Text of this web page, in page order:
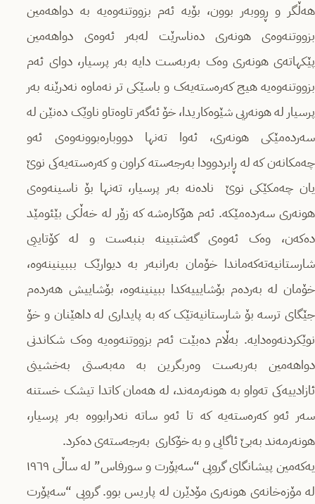
هەڵگر و ڕووبەر بوون، بۆیە ئەم بزووتنەوەیە بە دواهەمین
بزووتنەوەی هونەری دەناسرێت لەبەر ئەوەی دواهەمین
پێکهاتەی هونەری وەک بەربەست دایە بەر پرسیار، دوای ئەم
بزووتنەوەیە هیج کەرەستەیەک و باسێکی تر نەماوە نەدرێنە بەر
پرسیار لە هونەریی شێوەکاریدا، خۆ ئەگەر تاوەتاو ناوێک دەنێن لە
سەردەمێکی هونەری، ئەوا تەنها دووبارەبوونەوەی ئەو
چەمکانەن کە لە ڕابردوودا بەرجەستە کراون و کەرەستەیەکی نوێ
یان چەمکێكی نوێ نادەنە بەر پرسیار، تەنها بۆ ناسینەوەی
هونەری سەردەمێکە. ئەم هۆکارەشە کە زۆر لە خەڵکی بێئومێد
دەکەن، وەک ئەوەی گەشتبینە بنبەست و لە کۆتاییی
شارستانیەتەکەماندا خۆمان بەرانبەر بە دیوارێک بببینینەوە،
خۆمان لە بەردەم بۆشایییەکدا ببینینەوە، بۆشاییش هەردەم
جێگای ترسە بۆ شارستانیەتێک کە بە پایداری لە داهێنان و خۆ
نوێکردنەوەدایە. بەڵام دەبێت ئەم بزووتنەوەیە وەک شکاندنی
دواهەمین بەربەست وەربگرین بە مەبەستی بەخشینی
ئازادییەکی تەواو بە هونەرمەند، لە هەمان کاتدا تیشک خستنە
سەر ئەو کەرەستەیە کە تا ئەو ساتە نەدرابووە بەر پرسیار،
هونەرمەند بەبێ ئاگایی و بە خۆکاری بەرجەستەی دەکرد.
یەکەمین پیشانگای گروپی “سەپۆرت و سورفاس” لە ساڵی ١٩٦٩
لە مۆزەخانەی هونەری مۆدێرن لە پاریس بوو. گروپی “سەپۆرت